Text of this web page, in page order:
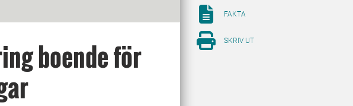
boende för
FAKTA
SKRIV UT